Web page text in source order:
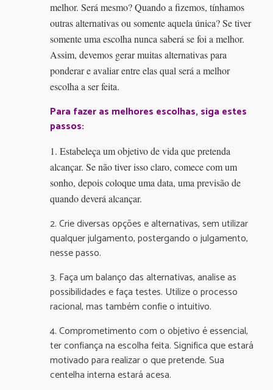
melhor. Será mesmo? Quando a fizemos, tínhamos
outras alternativas ou somente aquela única? Se tiver
somente uma escolha nunca saberá se foi a melhor.
Assim, devemos gerar muitas alternativas para
ponderar e avaliar entre elas qual será a melhor
escolha a ser feita.
Para fazer as melhores escolhas, siga estes
passos:
1. Estabeleça um objetivo de vida que pretenda
alcançar. Se não tiver isso claro, comece com um
sonho, depois coloque uma data, uma previsão de
quando deverá alcançar.
2. Crie diversas opções e alternativas, sem utilizar
qualquer julgamento, postergando o julgamento,
nesse passo.
3. Faça um balanço das alternativas, analise as
possibilidades e faça testes. Utilize o processo
racional, mas também confie o intuitivo.
4. Comprometimento com o objetivo é essencial,
ter confiança na escolha feita. Significa que estará
motivado para realizar o que pretende. Sua
centelha interna estará acesa.